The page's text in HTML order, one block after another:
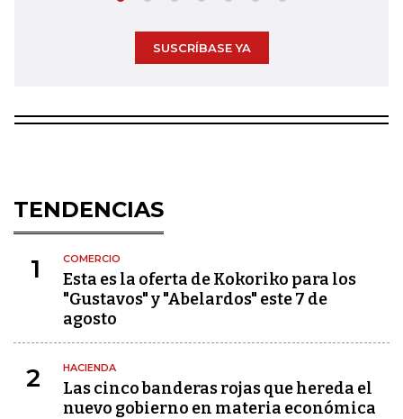
SUSCRÍBASE YA
TENDENCIAS
1 COMERCIO
Esta es la oferta de Kokoriko para los
"Gustavos" y "Abelardos" este 7 de
agosto
2 HACIENDA
Las cinco banderas rojas que hereda el
nuevo gobierno en materia económica